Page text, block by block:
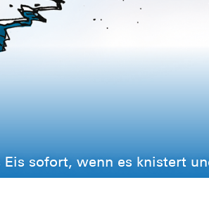
Eis sofort, wenn es knistert